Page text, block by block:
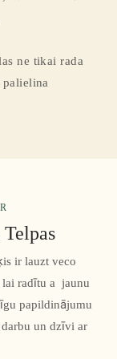
ne tikai rada
ir lauzt veco
radītu a jaunu
papildinājumu
un dzīvi ar